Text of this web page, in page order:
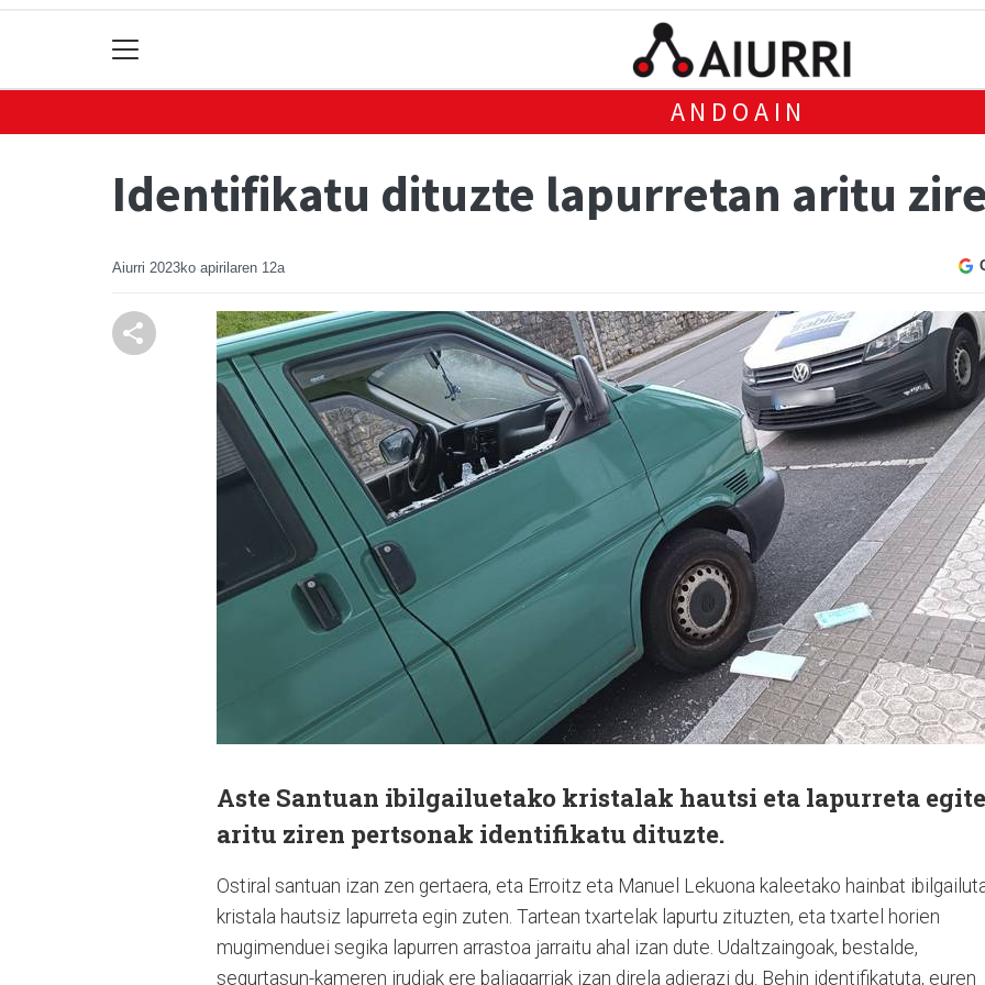
ANDOAIN
Identifikatu dituzte lapurretan aritu
Aiurri 2023ko apirilaren 12a
Aste Santuan ibilgailuetako kristalak hautsi eta lapurreta
aritu ziren pertsonak identifikatu dituzte.
Ostiral santuan izan zen gertaera, eta Erroitz eta Manuel Lekuona kaleetako hainbat
kristala hautsiz lapurreta egin zuten. Tartean txartelak lapurtu zituzten, eta txartel horien
mugimenduei segika lapurren arrastoa jarraitu ahal izan dute. Udaltzaingoak, bestalde,
segurtasun-kameren irudiak ere baliagarriak izan direla adierazi du. Behin identifikatuta, euren